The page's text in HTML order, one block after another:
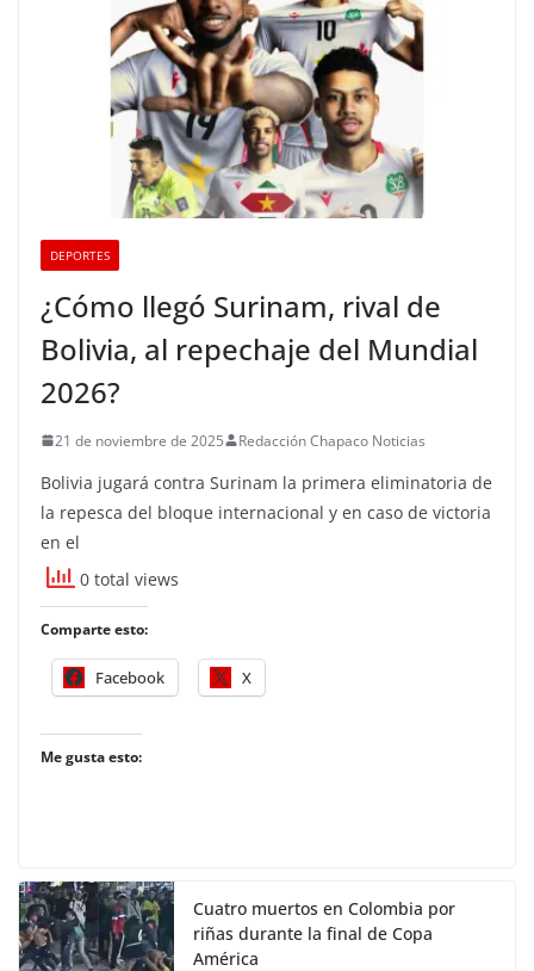
DEPORTES
¿Cómo llegó Surinam, rival de
Bolivia, al repechaje del Mundial
2026?
21 de noviembre de 2025 Redacción Chapaco Noticias
Bolivia jugará contra Surinam la primera eliminatoria de
la repesca del bloque internacional y en caso de victoria
en el
0 total views
Comparte esto:
Facebook X
Me gusta esto:
Cuatro muertos en Colombia por
riñas durante la final de Copa
América